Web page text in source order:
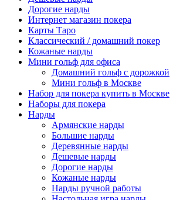
Дорогие нарды
Интернет магазин покера
Карты Таро
Классический / домашний покер
Кожаные нарды
Мини гольф для офиса
Домашний гольф с дорожкой
Мини гольф в Москве
Набор для покера купить в Москве
Наборы для покера
Нарды
Армянские нарды
Большие нарды
Деревянные нарды
Дешевые нарды
Дорогие нарды
Кожаные нарды
Нарды ручной работы